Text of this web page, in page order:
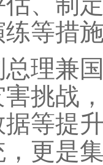
等措
兼国
挑战
等提
更是